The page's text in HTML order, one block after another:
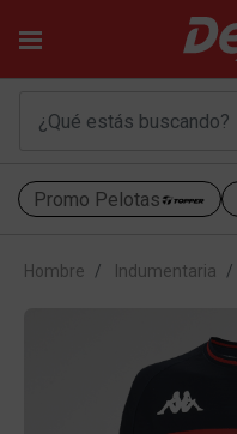
Promo Pelotas
Hombre Indumentaria